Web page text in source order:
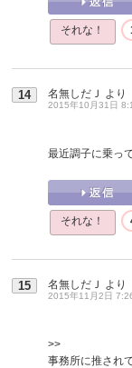
それな！
14 名無しだＪ より
2015年10月31日
最近調子に乗っ
それな！
15 名無しだＪ より
2015年11月2日
>>
事務所に推され